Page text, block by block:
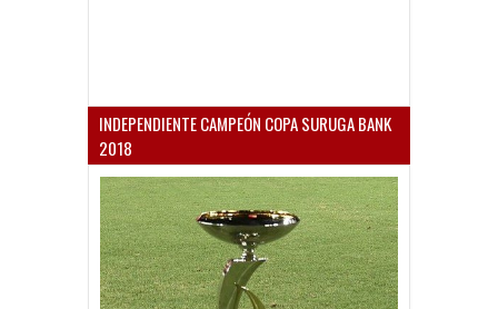
INDEPENDIENTE CAMPEÓN COPA SURUGA BANK
2018